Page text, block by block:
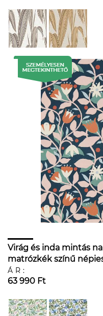
Virág és inda mintás
matrózkék színű
ÁR:
63 990 Ft